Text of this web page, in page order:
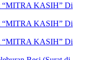
“MITRA KASIH” Di
“MITRA KASIH” Di
“MITRA KASIH” Di